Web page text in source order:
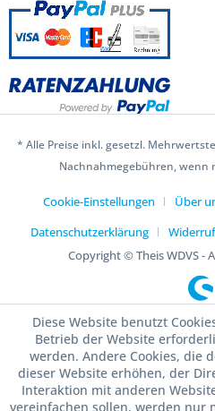
* Alle Preise inkl. gesetzl.
Nachnahmegebühren, wenn
Cookie-Einstellungen Über
Datenschutzerklärung
Copyright © Theis WDVS -
Diese Website benutzt
Betrieb der Website
werden. Andere Cookies, die
dieser Website erhöhen, der
Interaktion mit anderen
vereinfachen sollen, werden nur